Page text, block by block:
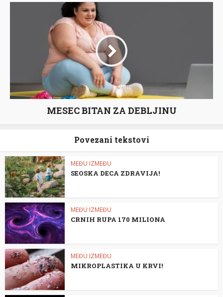
MESEC BITAN ZA DEBLJINU
Povezani tekstovi
MEĐU IZMEĐU
SEOSKA DECA ZDRAVIJA!
MEĐU IZMEĐU
CRNIH RUPA 170 MILIONA
MEĐU IZMEĐU
MIKROPLASTIKA U KRVI!